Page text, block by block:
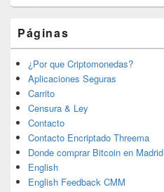
Páginas
¿Por que Criptomonedas?
Aplicaciones Seguras
Carrito
Censura & Ley
Contacto
Contacto Encriptado Threema
Donde comprar Bitcoin en Madrid
English
English Feedback CMM